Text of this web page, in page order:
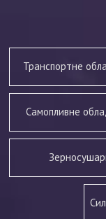
Транспортне
Самопливне